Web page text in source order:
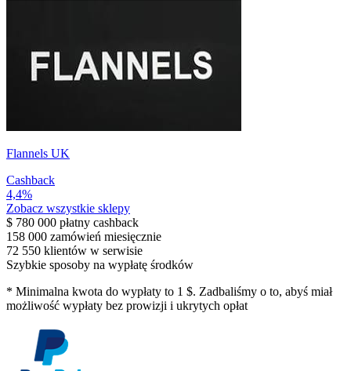
Flannels UK
Cashback
4,4%
Zobacz wszystkie sklepy
$ 780 000 płatny cashback
158 000 zamówień miesięcznie
72 550 klientów w serwisie
Szybkie sposoby na wypłatę środków
* Minimalna kwota do wypłaty to 1 $. Zadbaliśmy o to, abyś miał
możliwość wypłaty bez prowizji i ukrytych opłat